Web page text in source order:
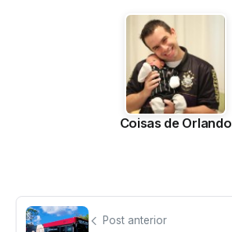
Coisas de Orlando
Post anterior